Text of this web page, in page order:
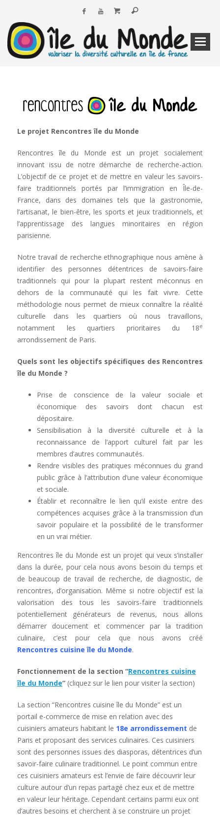
Le projet Rencontres île du Monde
Rencontres île du Monde est un projet socialement
innovant issu de notre démarche de recherche-action.
L’objectif de ce projet et de mettre en valeur les savoirs-
faire traditionnels portés par l’immigration en Île-de-
France, dans des domaines tels que la gastronomie,
l’artisanat, le bien-être, les sports et jeux traditionnels, et
l’apprentissage des langues minoritaires en région
parisienne.
Notre travail de recherche ethnographique nous amène à
identifier des personnes détentrices de savoirs-faire
traditionnels qui pour la plupart restent méconnus en
dehors de la communauté qui les fait vivre. Cette
méthodologie nous permet de mieux connaître la réalité
culturelle dans les quartiers où nous travaillons,
notamment les quartiers prioritaires du 18e
arrondissement de Paris.
Quels sont les objectifs spécifiques des Rencontres
île du Monde ?
Prise de conscience de la valeur sociale et
économique des savoirs dont chacun est
dépositaire.
Sensibilisation à la diversité culturelle et à la
reconnaissance de l’apport culturel fait par les
membres d’autres communautés.
Rendre visibles des pratiques méconnues du grand
public grâce à l’attribution d’une valeur économique
et sociale.
Établir et reconnaître le lien qu’il existe entre des
compétences acquises grâce à la transmission d’un
savoir populaire et la possibilité de le transformer
en un vrai métier.
Rencontres île du Monde est un projet qui veux s’installer
dans la durée, pour cela nous avons besoin du temps et
de beaucoup de travail de recherche, de diagnostic, de
rencontres, d’organisation. Même si notre objectif est la
valorisation des tous les savoirs-faire traditionnels
potentiellement générateurs de revenus, nous allons
démarrer doucement et commencer par la tradition
culinaire, c’est pour cela que nous avons créé
Rencontres cuisine île du Monde.
Fonctionnement de la section “Rencontres cuisine
île du Monde” (cliquez sur le lien pour visiter la section)
La section “Rencontres cuisine île du Monde” est un
portail e-commerce de mise en relation avec des
cuisiniers amateurs habitant le 18e arrondissement de
Paris et proposant des services culinaires. Ces cuisiniers
sont des personnes issues des diasporas, détentrices d’un
savoir-faire culinaire traditionnel. Le point commun entre
ces cuisiniers amateurs est l’envie de faire découvrir leur
culture autour d’un repas partagé chez eux et de mettre
en valeur leur héritage. Cependant certains parmi eux ont
d’autres besoins et cherchent à se construire un projet